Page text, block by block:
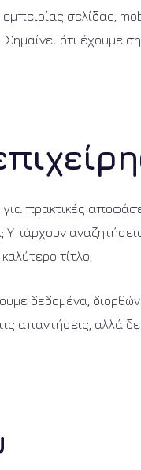
σελίδας,
ότι έχουμε
πρακτικές
τίτλο;
δεδομένα,
απαντήσεις, αλλά